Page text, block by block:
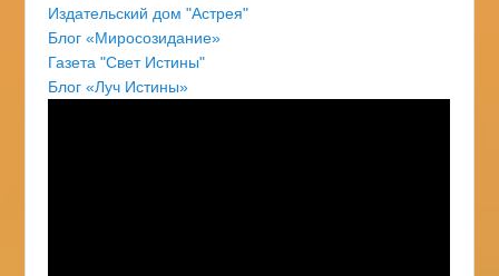
Издательский дом "Астрея"
Блог «Миросозидание»
Газета "Свет Истины"
Блог «Луч Истины»